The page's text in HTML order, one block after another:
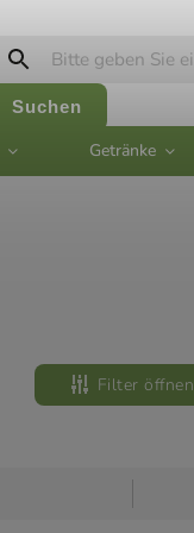
Suchen
Getränke
Filter öffnen